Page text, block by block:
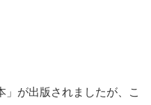
」が出版されましたが、こ